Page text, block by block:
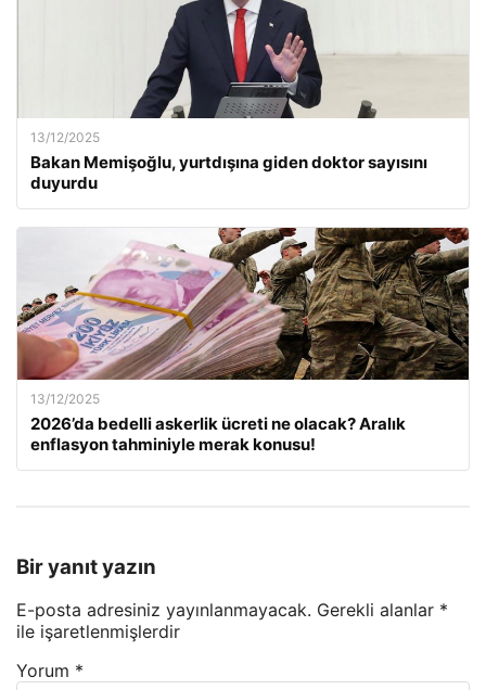
13/12/2025
Bakan Memişoğlu, yurtdışına giden doktor sayısını
duyurdu
13/12/2025
2026’da bedelli askerlik ücreti ne olacak? Aralık
enflasyon tahminiyle merak konusu!
Bir yanıt yazın
E-posta adresiniz yayınlanmayacak. Gerekli alanlar *
ile işaretlenmişlerdir
Yorum *